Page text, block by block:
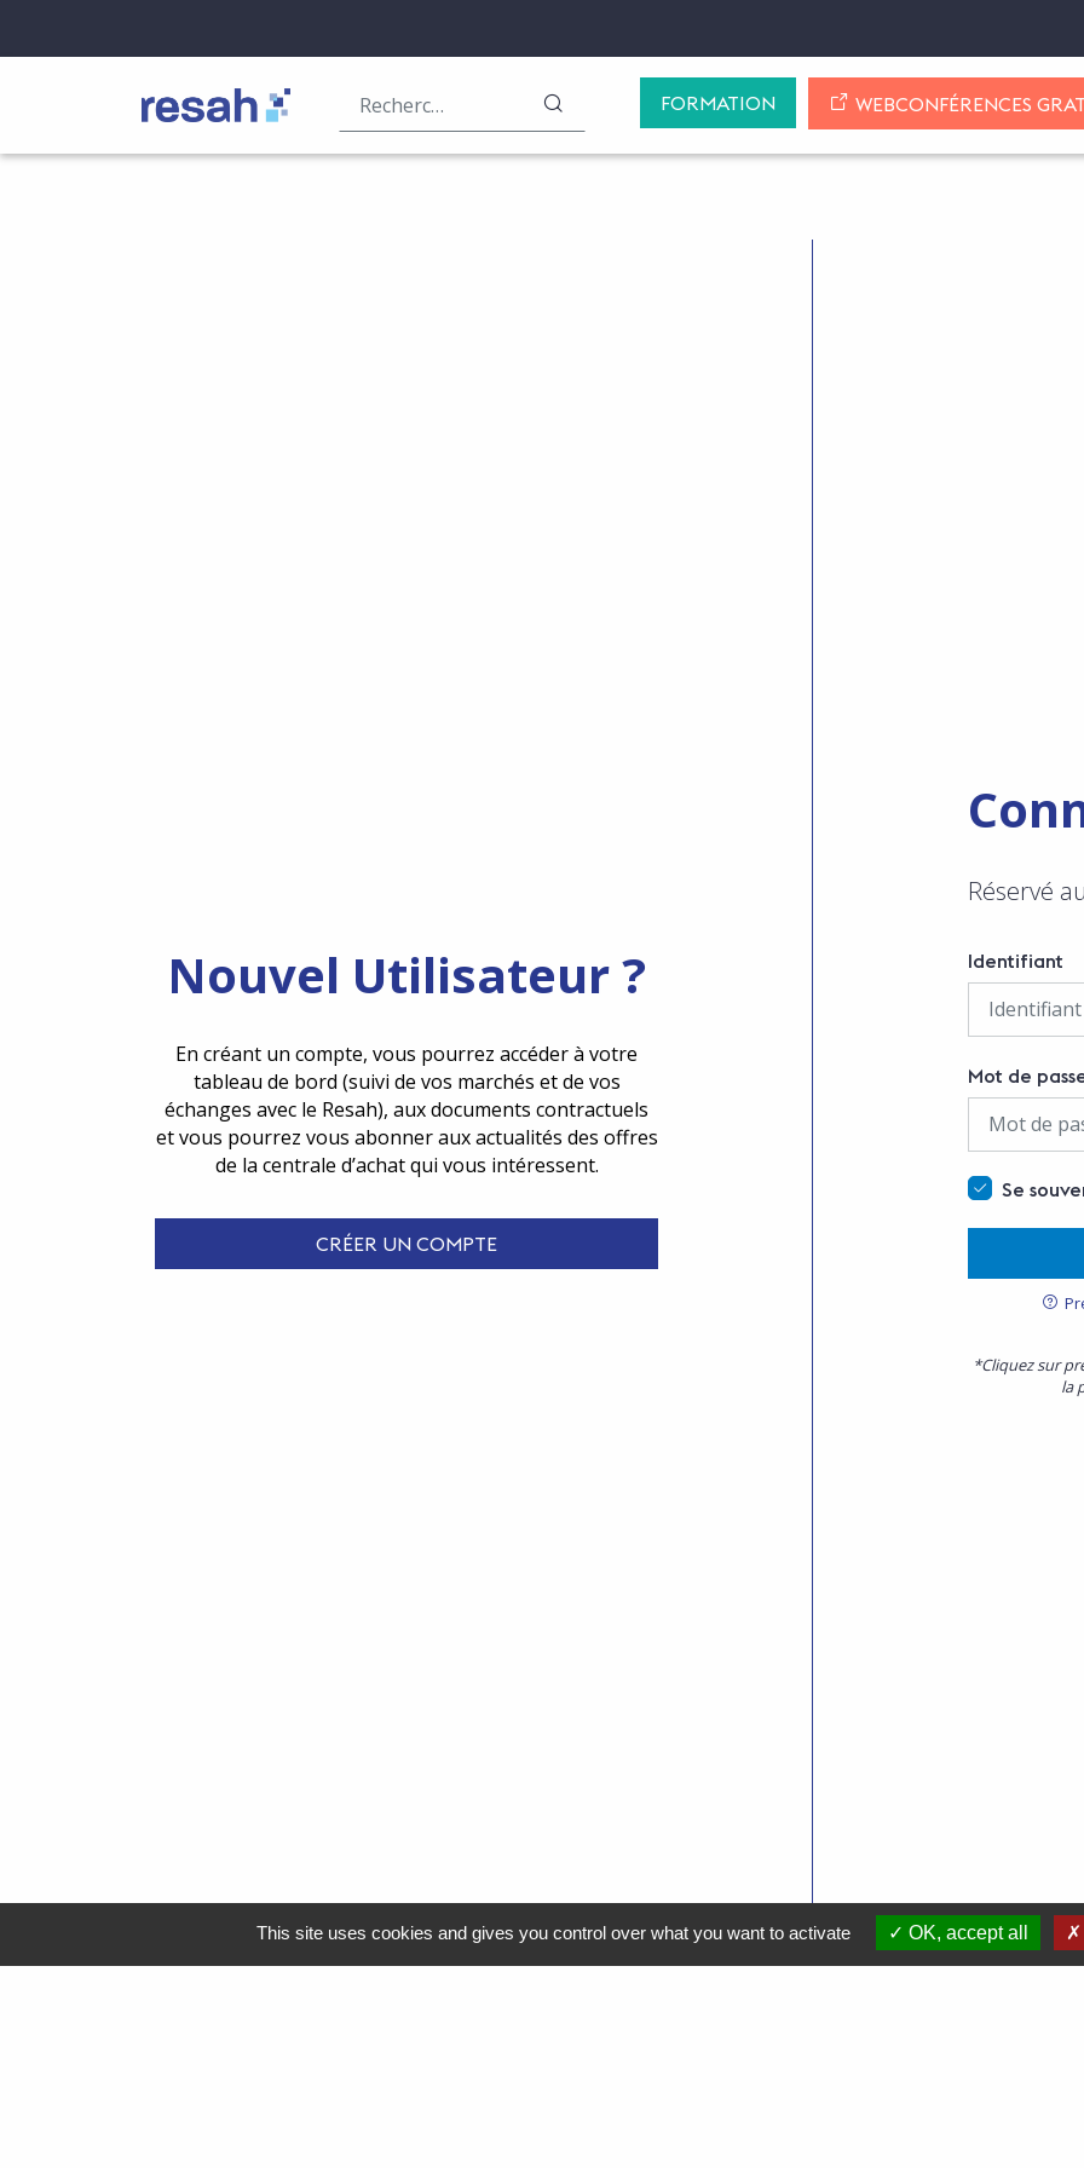
Logo Resah LANCER LA RECHERCHE
FORMATION WEBCONFÉRENCES
Nouvel Utilisateur ?
En créant un compte, vous pourrez accéder à votre
tableau de bord (suivi de vos marchés et de vos
échanges avec le Resah), aux documents contractuels
et vous pourrez vous abonner aux actualités des offres
de la centrale d’achat qui vous intéressent.
CRÉER UN COMPTE
Réservé
Identifiant
Mot de
Se
*Cliquez sur
la
This site uses cookies and gives you control over what you want to activate OK, accept all